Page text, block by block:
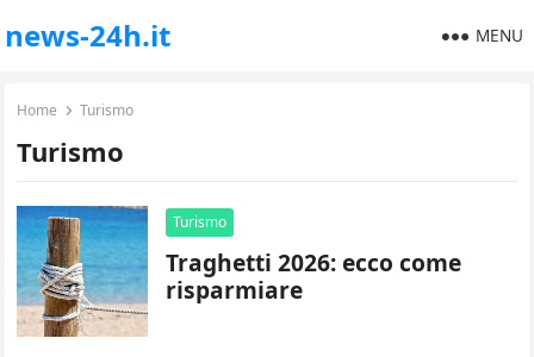
news-24h.it MENU
Home Turismo
Turismo
Turismo
Traghetti 2026: ecco come
risparmiare